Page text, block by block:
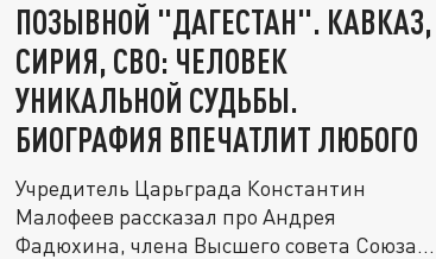
ПОЗЫВНОЙ "ДАГЕСТАН". КАВКАЗ,
СИРИЯ, СВО: ЧЕЛОВЕК
УНИКАЛЬНОЙ СУДЬБЫ.
БИОГРАФИЯ ВПЕЧАТЛИТ ЛЮБОГО
Учредитель Царьграда Константин
Малофеев рассказал про Андрея
Фадюхина, члена Высшего совета Союза...